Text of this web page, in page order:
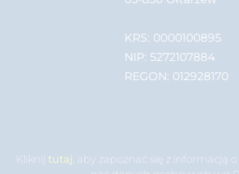
KRS: 0000100895
NIP: 5272107884
REGON: 012928170
Kliknij tutaj
, aby zapoznać się z informacją